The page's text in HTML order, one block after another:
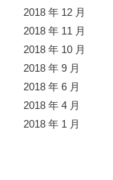
2018 年 12 月
2018 年 11 月
2018 年 10 月
2018 年 9 月
2018 年 6 月
2018 年 4 月
2018 年 1 月